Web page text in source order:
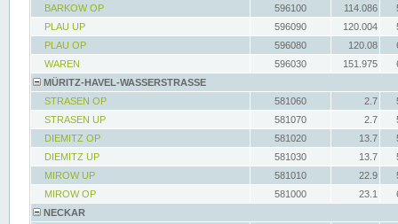
BARKOW OP
596100 114.086
PLAU UP
596090 120.004
PLAU OP
596080 120.08
WAREN
596030 151.975
MÜRITZ-HAVEL-WASSERSTRASSE
STRASEN OP
581060 2.7
STRASEN UP
581070 2.7
DIEMITZ OP
581020 13.7
DIEMITZ UP
581030 13.7
MIROW UP
581010 22.9
MIROW OP
581000 23.1
NECKAR